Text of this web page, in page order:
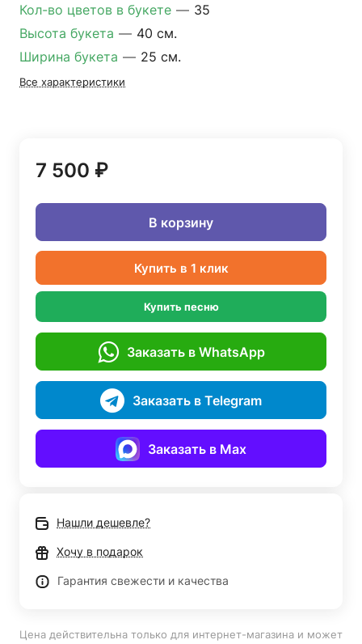
Кол-во цветов в букете — 35
Высота букета — 40 см.
Ширина букета — 25 см.
Все характеристики
7 500 ₽
В корзину
Купить в 1 клик
Купить песню
Заказать в WhatsApp
Заказать в Telegram
Заказать в Max
Нашли дешевле?
Хочу в подарок
Гарантия свежести и качества
Цена действительна только для интернет-магазина и может